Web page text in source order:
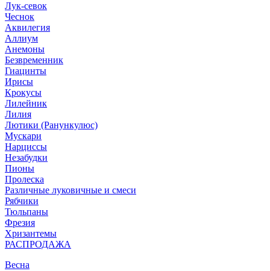
Лук-севок
Чеснок
Аквилегия
Аллиум
Анемоны
Безвременник
Гиацинты
Ирисы
Крокусы
Лилейник
Лилия
Лютики (Ранункулюс)
Мускари
Нарцисcы
Незабудки
Пионы
Пролеска
Различные луковичные и смеси
Рябчики
Тюльпаны
Фрезия
Хризантемы
РАСПРОДАЖА
Весна